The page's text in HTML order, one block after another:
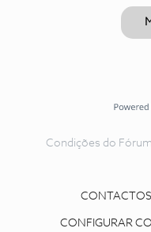
Condições do
CONTACTOS
CONFIGURAR